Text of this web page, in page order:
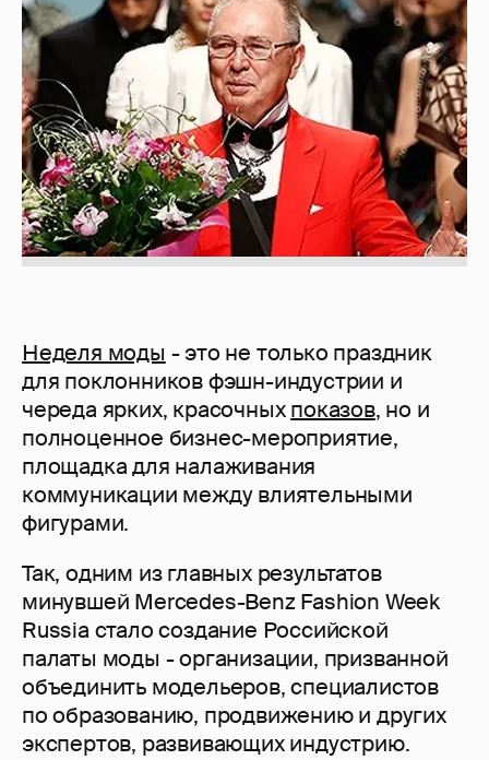
Неделя моды - это не только праздник
для поклонников фэшн-индустрии и
череда ярких, красочныхпоказов, но и
полноценное бизнес-мероприятие,
площадка для налаживания
коммуникации между влиятельными
фигурами.
Так, одним из главных результатов
минувшей Mercedes-Benz Fashion Week
Russia стало создание Российской
палаты моды - организации, призванной
объединить модельеров, специалистов
по образованию, продвижению и других
экспертов, развивающих индустрию.